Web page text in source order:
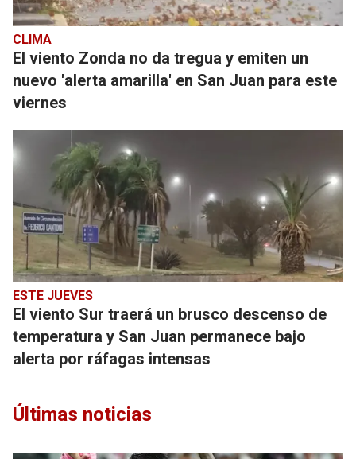
CLIMA
El viento Zonda no da tregua y emiten un
nuevo 'alerta amarilla' en San Juan para este
viernes
ESTE JUEVES
El viento Sur traerá un brusco descenso de
temperatura y San Juan permanece bajo
alerta por ráfagas intensas
Últimas noticias